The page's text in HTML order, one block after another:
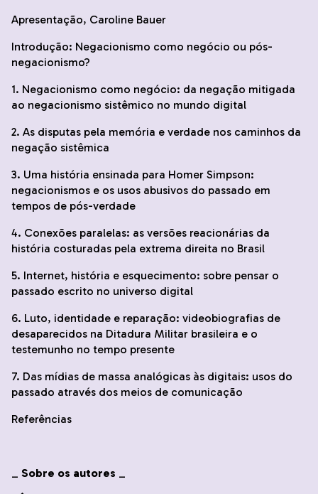
Apresentação, Caroline Bauer
Introdução: Negacionismo como negócio ou pós-
negacionismo?
1. Negacionismo como negócio: da negação mitigada
ao negacionismo sistêmico no mundo digital
2. As disputas pela memória e verdade nos caminhos da
negação sistêmica
3. Uma história ensinada para Homer Simpson:
negacionismos e os usos abusivos do passado em
tempos de pós-verdade
4. Conexões paralelas: as versões reacionárias da
história costuradas pela extrema direita no Brasil
5. Internet, história e esquecimento: sobre pensar o
passado escrito no universo digital
6. Luto, identidade e reparação: videobiografias de
desaparecidos na Ditadura Militar brasileira e o
testemunho no tempo presente
7. Das mídias de massa analógicas às digitais: usos do
passado através dos meios de comunicação
Referências
_ Sobre os autores _